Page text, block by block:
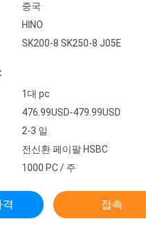
중국
HINO
SK200-8 SK250-8 J05E
1대 pc
476.99USD-479.99USD
2-3 일
전신환 페이팔 HSBC
1000 PC / 주
접촉